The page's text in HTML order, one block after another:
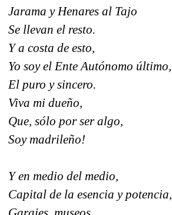
Jarama y Henares al Tajo
Se llevan el resto.
Y a costa de esto,
Yo soy el Ente Autónomo último,
El puro y sincero.
Viva mi dueño,
Que, sólo por ser algo,
Soy madrileño!
Y en medio del medio,
Capital de la esencia y potencia,
Garajes, museos,